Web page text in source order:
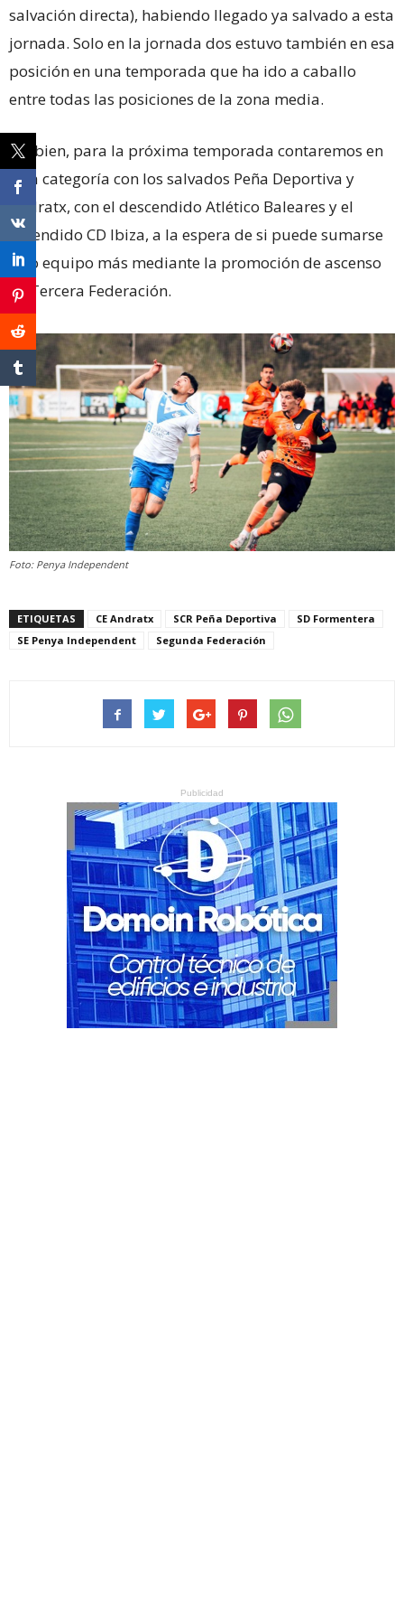
salvación directa), habiendo llegado ya salvado a esta
jornada. Solo en la jornada dos estuvo también en esa
posición en una temporada que ha ido a caballo
entre todas las posiciones de la zona media.
Así bien, para la próxima temporada contaremos en
esta categoría con los salvados Peña Deportiva y
Andratx, con el descendido Atlético Baleares y el
ascendido CD Ibiza, a la espera de si puede sumarse
otro equipo más mediante la promoción de ascenso
en Tercera Federación.
Foto: Penya Independent
ETIQUETAS CE Andratx SCR Peña Deportiva
SD Formentera
SE Penya Independent
Segunda Federación
Publicidad